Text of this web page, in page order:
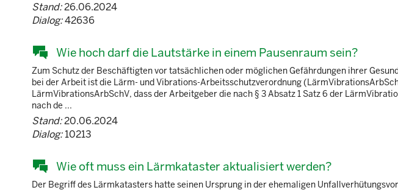
Stand:26.06.2024
Dialog:42636
Wie hoch darf die Lautstärke in einem Pausenraum sein?
Zum Schutz der Beschäftigten vor tatsächlichen oder möglichen Gefährdungen ihrer
bei der Arbeit ist die Lärm- und Vibrations-Arbeitsschutzverordnung
LärmVibrationsArbSchV, dass der Arbeitgeber die nach § 3 Absatz 1 Satz 6 der
nach de ...
Stand:20.06.2024
Dialog:10213
Wie oft muss ein Lärmkataster aktualisiert werden?
Der Begriff des Lärmkatasters hatte seinen Ursprung in der ehemaligen